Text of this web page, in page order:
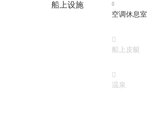
船上设施 
空调休息室

船上皮艇

温泉